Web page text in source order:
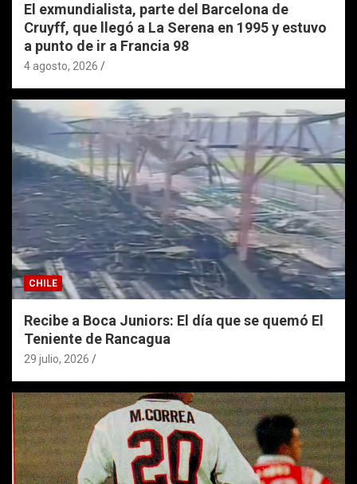
El exmundialista, parte del Barcelona de
Cruyff, que llegó a La Serena en 1995 y estuvo
a punto de ir a Francia 98
4 agosto, 2026
CHILE
Recibe a Boca Juniors: El día que se quemó El
Teniente de Rancagua
29 julio, 2026